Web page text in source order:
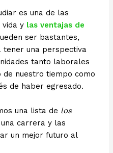
es una de las
vida y las ventajas de
ser bastantes,
tener una perspectiva
tanto laborales
nuestro tiempo como
de haber egresado.
una lista de los
carrera y las
un mejor futuro al